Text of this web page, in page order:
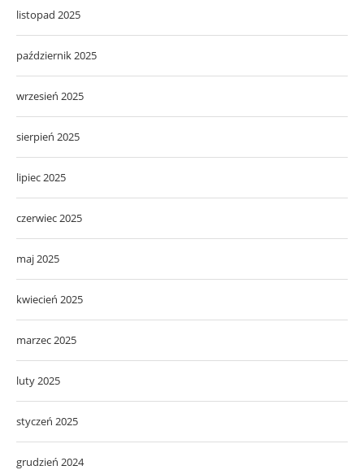
listopad 2025
październik 2025
wrzesień 2025
sierpień 2025
lipiec 2025
czerwiec 2025
maj 2025
kwiecień 2025
marzec 2025
luty 2025
styczeń 2025
grudzień 2024